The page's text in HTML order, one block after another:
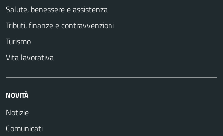
Salute, benessere e assistenza
Tributi, finanze e contravvenzioni
Turismo
Vita lavorativa
NOVITÀ
Notizie
Comunicati